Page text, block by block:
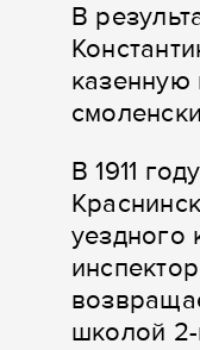
В
казенную
В 1911
уездного
школой 2-